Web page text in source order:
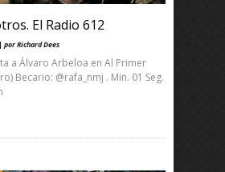
El Radio 612
por Richard Dees
a Álvaro Arbeloa en Al Primer
Becario: @rafa_nmj . Min. 01 Seg.